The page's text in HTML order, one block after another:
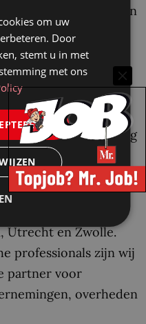
je contact opnemen
37 61 21
). Heb je vragen
Neem gerust
Sterre
). Wij staan je graag
notarissenkantoor
Utrecht en Zwolle.
professionals zijn wij
partner voor
overheden
om uw
Door
stemt u in met
met ons